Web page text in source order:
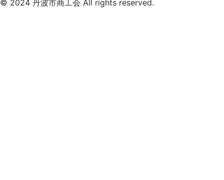
© 2024 丹波市商工会 All rights reserved.